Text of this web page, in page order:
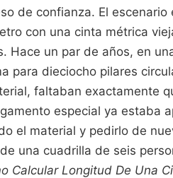
de confianza. El escenario
con una cinta métrica
Hace un par de años, en
para dieciocho pilares
faltaban exactamente
especial ya estaba
el material y pedirlo de
una cuadrilla de seis
Calcular Longitud De Una